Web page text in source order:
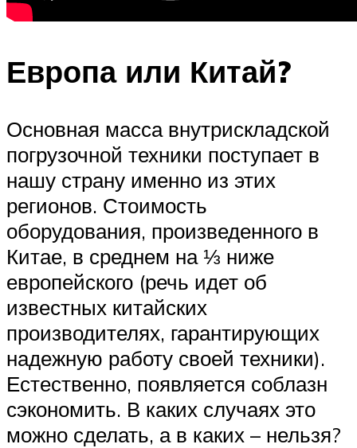
Европа или Китай?
Основная масса внутрискладской
погрузочной техники поступает в
нашу страну именно из этих
регионов. Стоимость
оборудования, произведенного в
Китае, в среднем на ⅓ ниже
европейского (речь идет об
известных китайских
производителях, гарантирующих
надежную работу своей техники).
Естественно, появляется соблазн
сэкономить. В каких случаях это
можно сделать, а в каких – нельзя?